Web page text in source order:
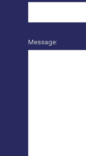
Message: